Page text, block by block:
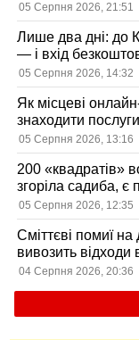
05 Серпня 2026, 21:51
Лише два дні: до
— і вхід
05 Серпня 2026, 14:32
Як місцеві
знаходити
05 Серпня 2026, 13:16
200 «квадратів»
згоріла садиба, є
05 Серпня 2026, 12:35
Сміттєві помиї
вивозить відходи
04 Серпня 2026, 20:36